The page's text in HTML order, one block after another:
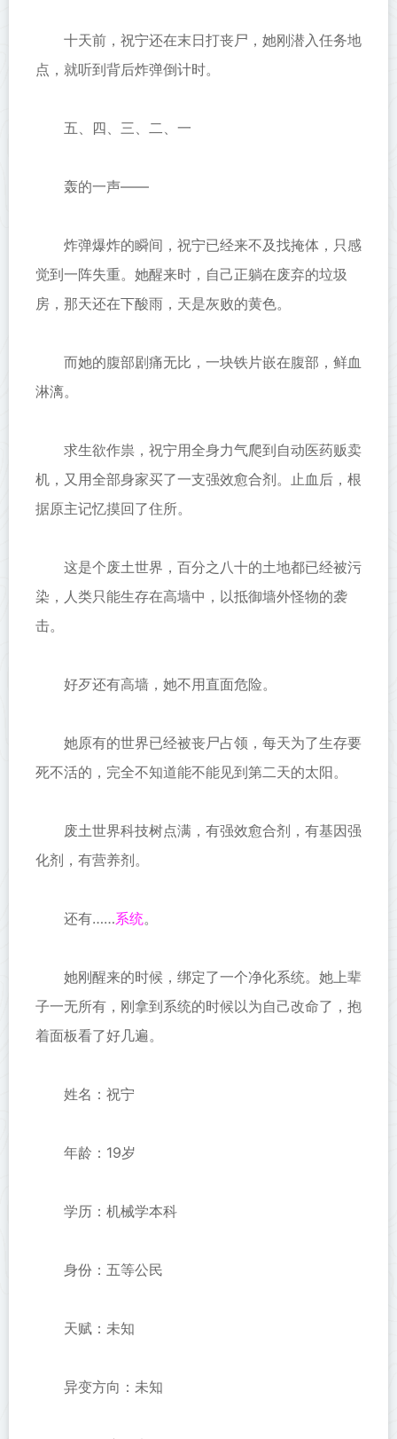
十天前，祝宁还在末日打丧尸，她刚潜入任务地
点，就听到背后炸弹倒计时。
五、四、三、二、一
轰的一声——
炸弹爆炸的瞬间，祝宁已经来不及找掩体，只感
觉到一阵失重。她醒来时，自己正躺在废弃的垃圾
房，那天还在下酸雨，天是灰败的黄色。
而她的腹部剧痛无比，一块铁片嵌在腹部，鲜血
淋漓。
求生欲作祟，祝宁用全身力气爬到自动医药贩卖
机，又用全部身家买了一支强效愈合剂。止血后，根
据原主记忆摸回了住所。
这是个废土世界，百分之八十的土地都已经被污
染，人类只能生存在高墙中，以抵御墙外怪物的袭
击。
好歹还有高墙，她不用直面危险。
她原有的世界已经被丧尸占领，每天为了生存要
死不活的，完全不知道能不能见到第二天的太阳。
废土世界科技树点满，有强效愈合剂，有基因强
化剂，有营养剂。
还有……系统。
她刚醒来的时候，绑定了一个净化系统。她上辈
子一无所有，刚拿到系统的时候以为自己改命了，抱
着面板看了好几遍。
姓名：祝宁
年龄：19岁
学历：机械学本科
身份：五等公民
天赋：未知
异变方向：未知